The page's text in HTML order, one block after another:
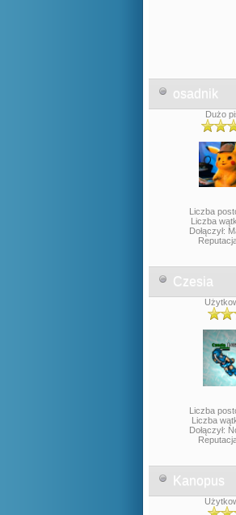
osadnik
Dużo
Liczba
Liczba
Dołączył:
Czesia
Liczba
Liczba
Dołączył:
Kanopus